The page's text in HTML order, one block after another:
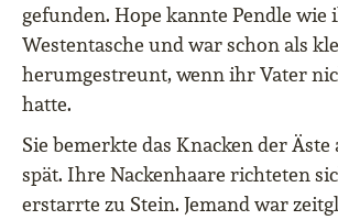
gefunden. Hope kannte Pendle wie
Westentasche und war schon als
herumgestreunt, wenn ihr Vater
hatte.
Sie bemerkte das Knacken der
spät. Ihre Nackenhaare richteten
erstarrte zu Stein. Jemand war